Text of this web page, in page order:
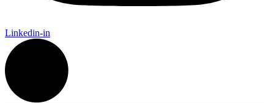
Linkedin-in